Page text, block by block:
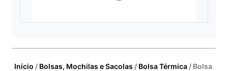
Início / Bolsas, Mochilas e Sacolas / Bolsa Térmica / Bolsa